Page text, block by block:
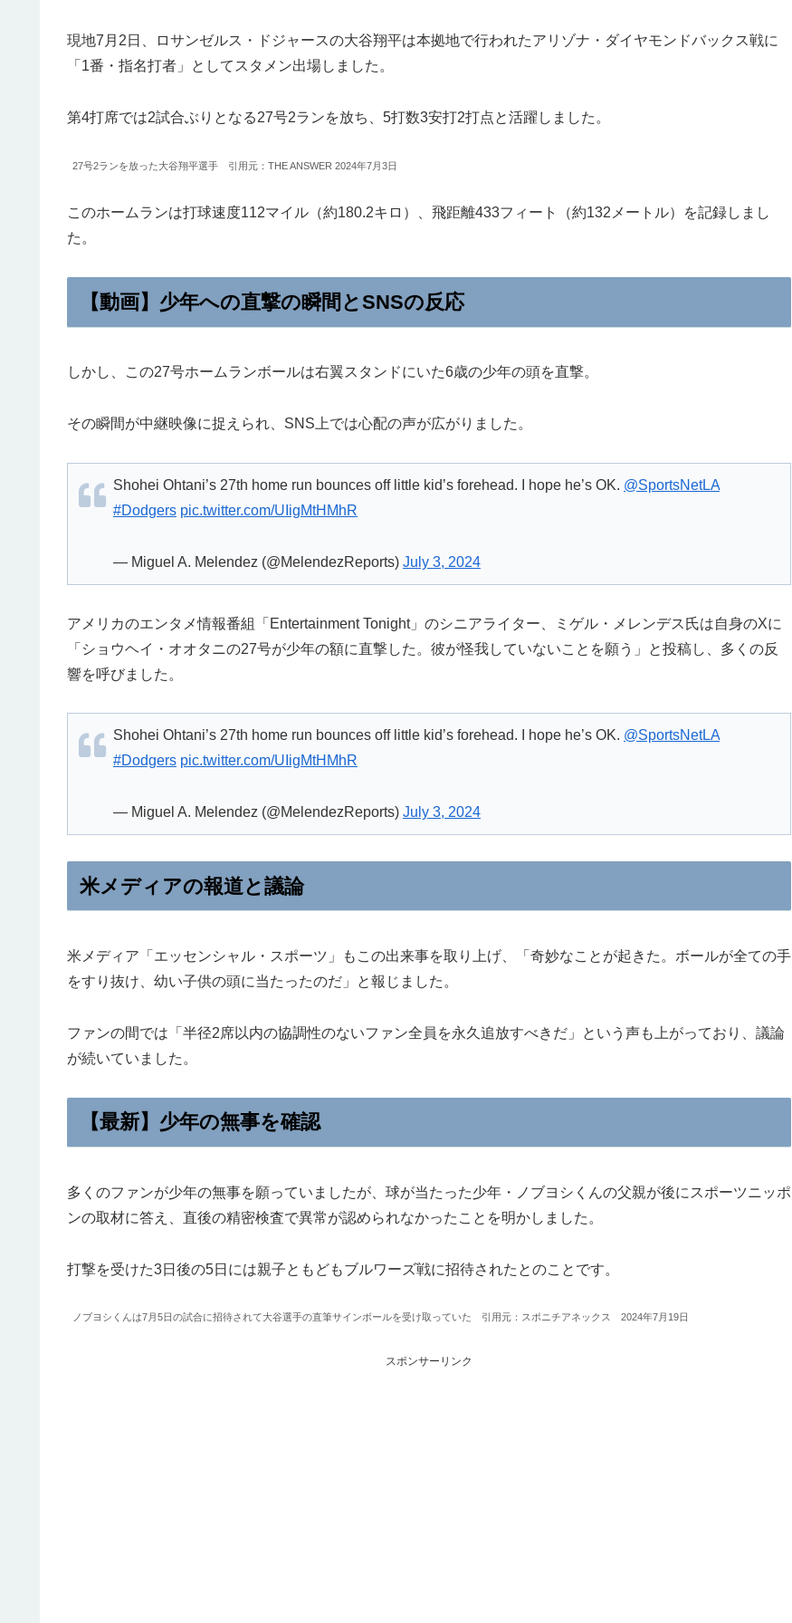
現地7月2日、ロサンゼルス・ドジャースの大谷翔平は本拠地で行われたアリゾナ・ダイヤモンドバックス戦に
「1番・指名打者」としてスタメン出場しました。
第4打席では2試合ぶりとなる27号2ランを放ち、5打数3安打2打点と活躍しました。
27号2ランを放った大谷翔平選手 引用元：THE ANSWER 2024年7月3日
このホームランは打球速度112マイル（約180.2キロ）、飛距離433フィート（約132メートル）を記録しまし
た。
【動画】少年への直撃の瞬間とSNSの反応
しかし、この27号ホームランボールは右翼スタンドにいた6歳の少年の頭を直撃。
その瞬間が中継映像に捉えられ、SNS上では心配の声が広がりました。
Shohei Ohtani’s 27th home run bounces off little kid’s forehead. I hope he’s OK. @SportsNetLA
#Dodgers pic.twitter.com/UIigMtHMhR
— Miguel A. Melendez (@MelendezReports) July 3, 2024
アメリカのエンタメ情報番組「Entertainment Tonight」のシニアライター、ミゲル・メレンデス氏は自身のXに
「ショウヘイ・オオタニの27号が少年の額に直撃した。彼が怪我していないことを願う」と投稿し、多くの反
響を呼びました。
Shohei Ohtani’s 27th home run bounces off little kid’s forehead. I hope he’s OK. @SportsNetLA
#Dodgers pic.twitter.com/UIigMtHMhR
— Miguel A. Melendez (@MelendezReports) July 3, 2024
米メディアの報道と議論
米メディア「エッセンシャル・スポーツ」もこの出来事を取り上げ、「奇妙なことが起きた。ボールが全ての手
をすり抜け、幼い子供の頭に当たったのだ」と報じました。
ファンの間では「半径2席以内の協調性のないファン全員を永久追放すべきだ」という声も上がっており、議論
が続いていました。
【最新】少年の無事を確認
多くのファンが少年の無事を願っていましたが、球が当たった少年・ノブヨシくんの父親が後にスポーツニッポ
ンの取材に答え、直後の精密検査で異常が認められなかったことを明かしました。
打撃を受けた3日後の5日には親子ともどもブルワーズ戦に招待されたとのことです。
ノブヨシくんは7月5日の試合に招待されて大谷選手の直筆サインボールを受け取っていた 引用元：スポニチアネックス 2024年7月19日
スポンサーリンク